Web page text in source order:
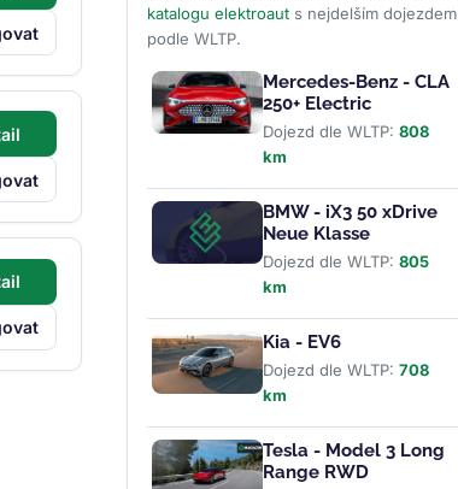
katalogu elektroauts nejdelším dojezdem
podle WLTP.
Mercedes-Benz - CLA
250+ Electric
Dojezd dle WLTP: 808
km
BMW - iX3 50 xDrive
Neue Klasse
Dojezd dle WLTP: 805
km
Kia - EV6
Dojezd dle WLTP: 708
km
Tesla - Model 3 Long
Range RWD